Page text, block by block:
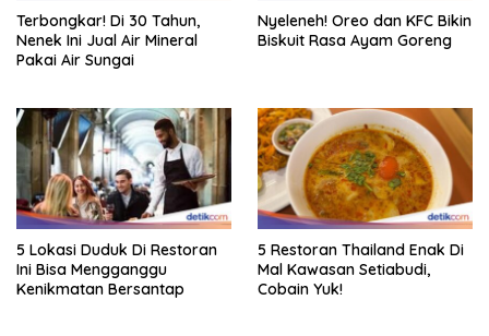
Terbongkar! Di 30 Tahun,
Nenek Ini Jual Air Mineral
Pakai Air Sungai
Nyeleneh! Oreo dan KFC Bikin
Biskuit Rasa Ayam Goreng
5 Lokasi Duduk Di Restoran
Ini Bisa Mengganggu
Kenikmatan Bersantap
5 Restoran Thailand Enak Di
Mal Kawasan Setiabudi,
Cobain Yuk!